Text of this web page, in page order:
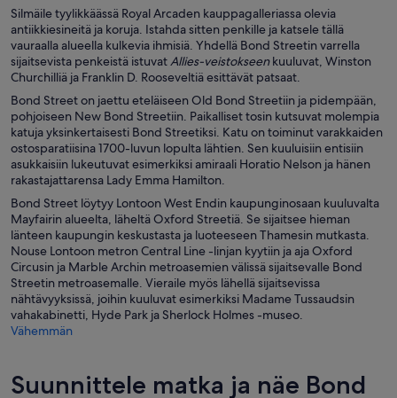
Silmäile tyylikkäässä Royal Arcaden kauppagalleriassa olevia
antiikkiesineitä ja koruja. Istahda sitten penkille ja katsele tällä
vauraalla alueella kulkevia ihmisiä. Yhdellä Bond Streetin varrella
sijaitsevista penkeistä istuvatAllies-veistokseenkuuluvat, Winston
Churchilliä ja Franklin D. Rooseveltiä esittävät patsaat.
Bond Street on jaettu eteläiseen Old Bond Streetiin ja pidempään,
pohjoiseen New Bond Streetiin. Paikalliset tosin kutsuvat molempia
katuja yksinkertaisesti Bond Streetiksi. Katu on toiminut varakkaiden
ostosparatiisina 1700-luvun lopulta lähtien. Sen kuuluisiin entisiin
asukkaisiin lukeutuvat esimerkiksi amiraali Horatio Nelson ja hänen
rakastajattarensa Lady Emma Hamilton.
Bond Street löytyy Lontoon West Endin kaupunginosaan kuuluvalta
Mayfairin alueelta, läheltä Oxford Streetiä. Se sijaitsee hieman
länteen kaupungin keskustasta ja luoteeseen Thamesin mutkasta.
Nouse Lontoon metron Central Line -linjan kyytiin ja aja Oxford
Circusin ja Marble Archin metroasemien välissä sijaitsevalle Bond
Streetin metroasemalle. Vieraile myös lähellä sijaitsevissa
nähtävyyksissä, joihin kuuluvat esimerkiksi Madame Tussaudsin
vahakabinetti, Hyde Park ja Sherlock Holmes -museo.
Vähemmän
Suunnittele matka ja näe Bond